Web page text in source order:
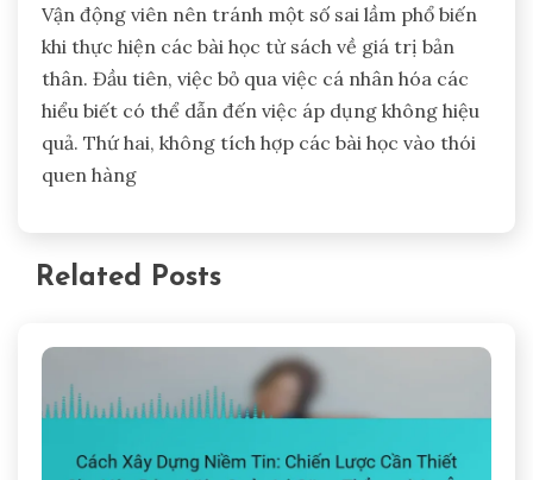
Vận động viên nên tránh một số sai lầm phổ biến
khi thực hiện các bài học từ sách về giá trị bản
thân. Đầu tiên, việc bỏ qua việc cá nhân hóa các
hiểu biết có thể dẫn đến việc áp dụng không hiệu
quả. Thứ hai, không tích hợp các bài học vào thói
quen hàng
Related Posts